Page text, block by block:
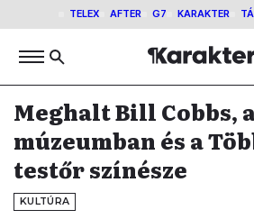
TELEX AFTER G7 KARAKTER
Meghalt Bill Cobbs,
múzeumban és a
testőr színésze
KULTÚRA